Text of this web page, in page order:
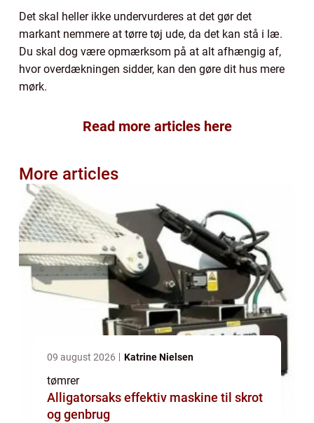
Det skal heller ikke undervurderes at det gør det
markant nemmere at tørre tøj ude, da det kan stå i læ.
Du skal dog være opmærksom på at alt afhængig af,
hvor overdækningen sidder, kan den gøre dit hus mere
mørk.
Read more articles here
More articles
09 august 2026 Katrine Nielsen
tømrer
Alligatorsaks effektiv maskine til skrot
og genbrug